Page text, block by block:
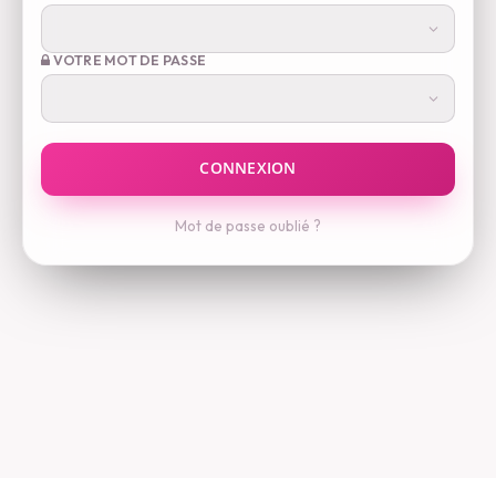
VOTRE MOT DE PASSE
Mot de passe oublié ?